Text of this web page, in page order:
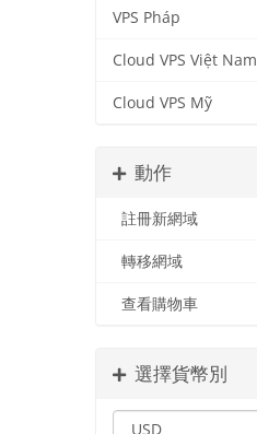
VPS Pháp
Cloud VPS Việt Nam
Cloud VPS Mỹ
動作
註冊新網域
轉移網域
查看購物車
選擇貨幣別